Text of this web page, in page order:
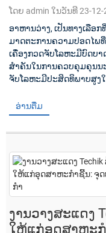
ໂດຍ admin ໃນວັນທີ 23-12-
ອາຫານວ່າງ, ເປັນທາງເລືອ
ມາດຕະການຄວາມປອດໄພ
ເຄື່ອງກວດຈັບໂລຫະມີບົດບາ
ສຳຄັນໃນການຄວບຄຸມຄຸນນ
ຈັບໂລຫະມີປະສິດທິພາບສູງ
ອ່ານຕື່ມ
ງານວາງສະແດງ
ໃຫ້ແກ່ອຸດສາຫະ